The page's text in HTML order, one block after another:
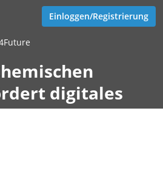
Einloggen/Registrierung
digitales